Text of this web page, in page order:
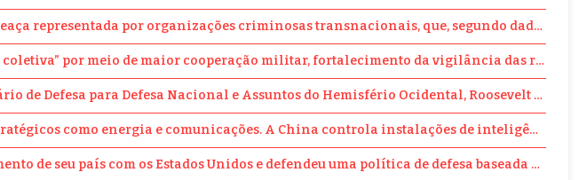
representada por organizações criminosas transnacionais, que, segundo dados
coletiva” por meio de maior cooperação militar, fortalecimento da vigilância das rotas
de Defesa para Defesa Nacional e Assuntos do Hemisfério Ocidental, Roosevelt
como energia e comunicações. A China controla instalações de inteligência
de seu país com os Estados Unidos e defendeu uma política de defesa baseada em